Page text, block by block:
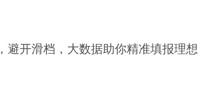
避开滑档，大数据助你精准填报理想